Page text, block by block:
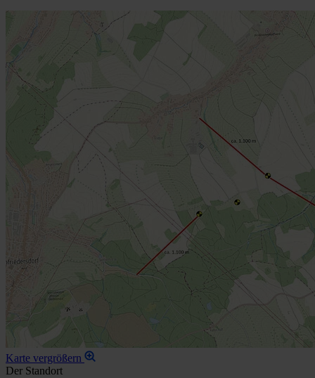
Karte vergrößern
Der Standort